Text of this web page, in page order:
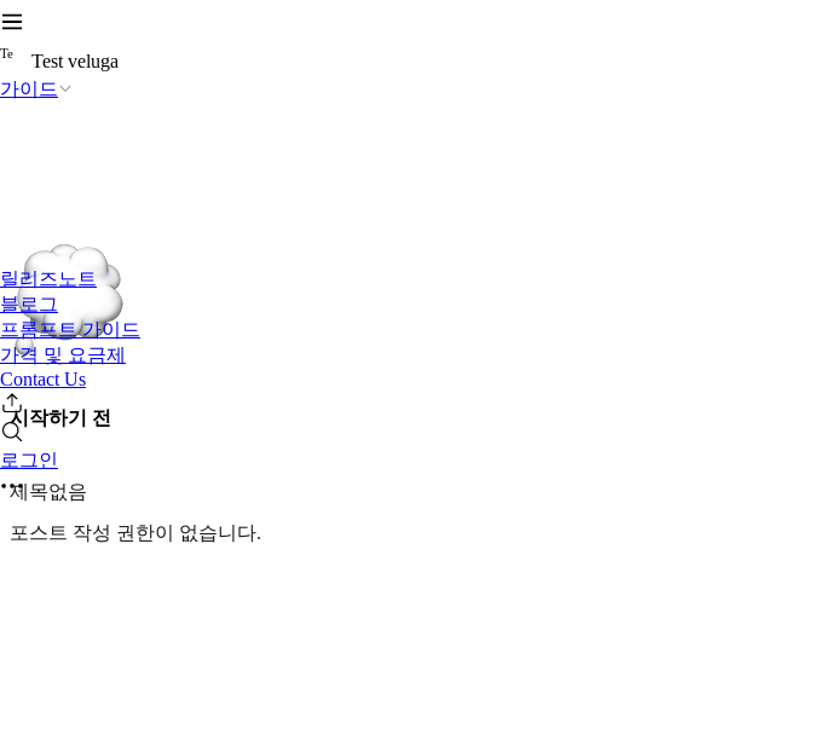
Te
Test veluga
가이드
릴리즈노트
블로그
프롬프트 가이드
가격 및 요금제
Contact Us
로그인
시작하기 전
제목없음
포스트 작성 권한이 없습니다.